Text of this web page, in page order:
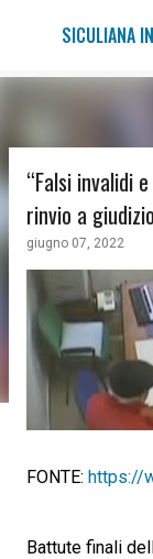
SICULIANA
“Falsi invalidi
rinvio a giudizio
giugno 07, 2022
FONTE: https://
Battute finali